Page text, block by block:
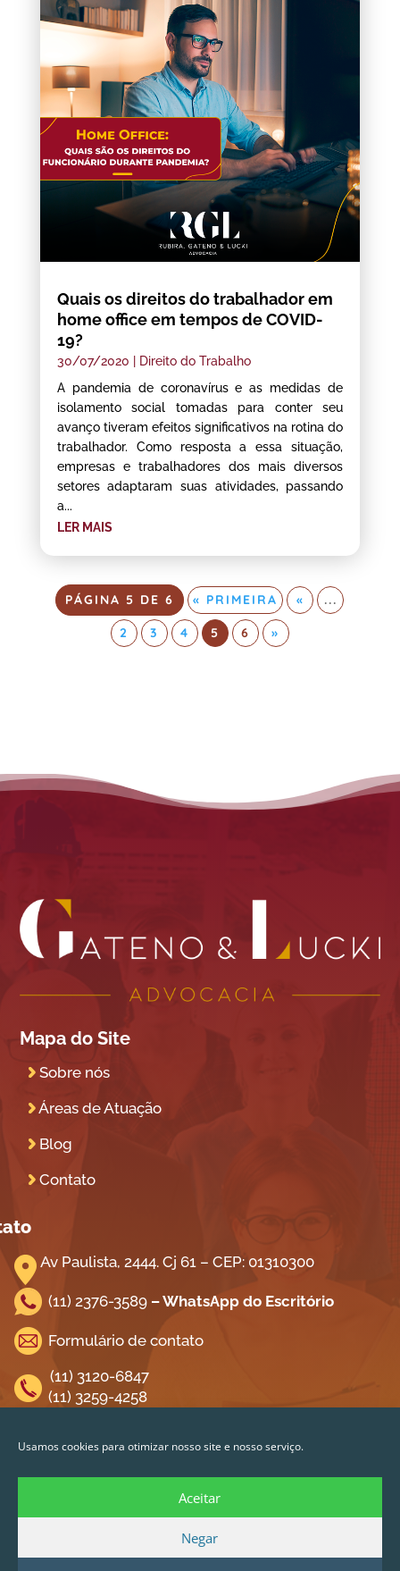
Usamos cookies para otimizar nosso site e nosso serviço.
Aceitar
Negar
Quais os direitos do trabalhador em
home office em tempos de COVID-
19?
30/07/2020 | Direito do Trabalho
A pandemia de coronavírus e as medidas de
isolamento social tomadas para conter seu
avanço tiveram efeitos significativos na rotina do
trabalhador. Como resposta a essa situação,
empresas e trabalhadores dos mais diversos
setores adaptaram suas atividades, passando
a...
LER MAIS
PÁGINA 5 DE 6 « PRIMEIRA « ...
2 3 4 5 6 »
Mapa do Site
Sobre nós
Áreas de Atuação
Blog
Contato
Av Paulista, 2444. Cj 61 – CEP: 01310300
(11) 2376-3589 – WhatsApp do Escritório
Formulário de contato
(11) 3120-6847
(11) 3259-4258
nos na Redes Sociais!
/gatenoelucki
@gatenoelucki